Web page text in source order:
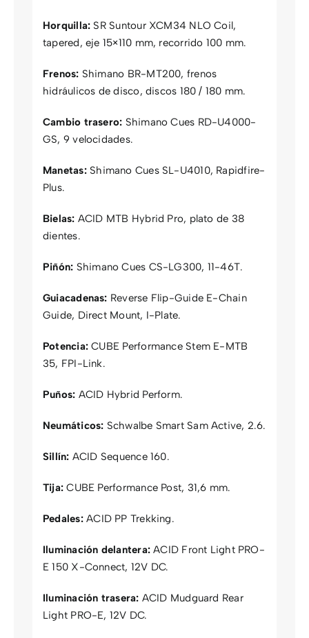
Horquilla: SR Suntour XCM34 NLO Coil,
tapered, eje 15×110 mm, recorrido 100 mm.
Frenos: Shimano BR-MT200, frenos
hidráulicos de disco, discos 180 / 180 mm.
Cambio trasero: Shimano Cues RD-U4000-
GS, 9 velocidades.
Manetas:Shimano Cues SL-U4010, Rapidfire-
Plus.
Bielas: ACID MTB Hybrid Pro, plato de 38
dientes.
Piñón: Shimano Cues CS-LG300, 11-46T.
Guiacadenas: Reverse Flip-Guide E-Chain
Guide, Direct Mount, I-Plate.
Potencia: CUBE Performance Stem E-MTB
35, FPI-Link.
Puños: ACID Hybrid Perform.
Neumáticos: Schwalbe Smart Sam Active, 2.6.
Sillín: ACID Sequence 160.
Tija: CUBE Performance Post, 31,6 mm.
Pedales:ACID PP Trekking.
Iluminación delantera:ACID Front Light PRO-
E 150 X-Connect, 12V DC.
Iluminación trasera: ACID Mudguard Rear
Light PRO-E, 12V DC.